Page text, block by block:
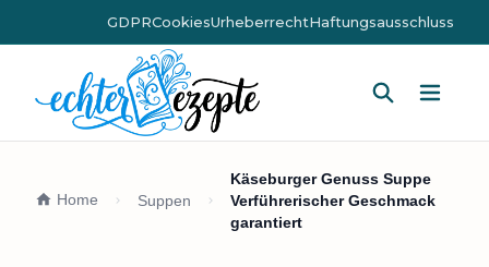
GDPRCookiesUrheberrechtHaftungsausschluss
Home Suppen
Käseburger Genuss Suppe
Verführerischer Geschmack
garantiert